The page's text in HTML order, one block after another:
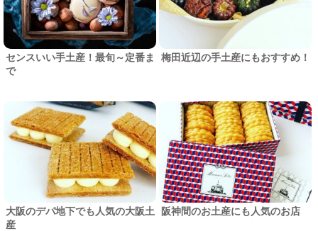
センスいい手土産！最旬～定番ま
で
梅田近辺の手土産にもおすすめ！
大阪のデパ地下でも人気の大阪土
産
阪神間のお土産にも人気のお店